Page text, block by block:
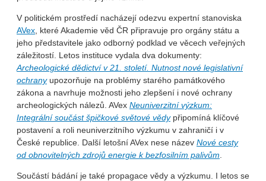
V politickém prostředí nacházejí odezvu expertní stanoviska
AVex , které Akademie věd ČR připravuje pro orgány státu a
jeho představitele jako odborný podklad ve věcech veřejných
záležitostí. Letos instituce vydala dva dokumenty:
Archeologické dědictví v 21. století. Nutnost nové legislativní
ochranyupozorňuje na problémy starého památkového
zákona a navrhuje možnosti jeho zlepšení i nové ochrany
archeologických nálezů. AVex Neuniverzitní výzkum:
Integrální součást špičkové světové vědypřipomíná klíčové
postavení a roli neuniverzitního výzkumu v zahraničí i v
České republice. Další letošní AVex nese název Nové cesty
od obnovitelných zdrojů energie k bezfosilním palivům
Součástí bádání je také propagace vědy a výzkumu. I letos se